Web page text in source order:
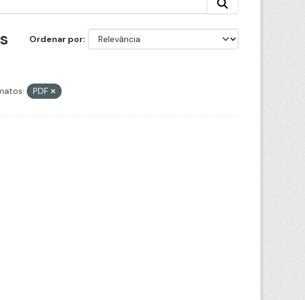
Ordenar por
PDF